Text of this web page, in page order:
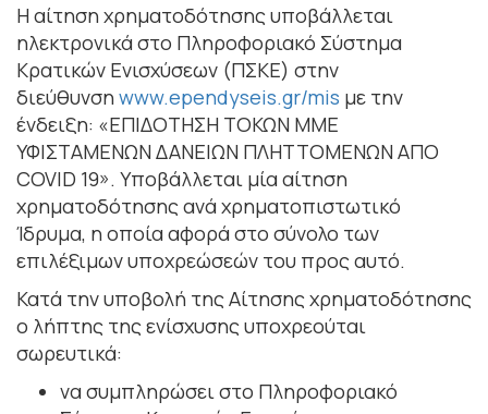
Η αίτηση χρηματοδότησης υποβάλλεται
ηλεκτρονικά στο Πληροφοριακό Σύστημα
Κρατικών Ενισχύσεων (ΠΣΚΕ) στην
διεύθυνση www.ependyseis.gr/mis με την
ένδειξη: «ΕΠΙΔΟΤΗΣΗ ΤΟΚΩΝ ΜΜΕ
ΥΦΙΣΤΑΜΕΝΩΝ ΔΑΝΕΙΩΝ ΠΛΗΤΤΟΜΕΝΩΝ ΑΠΟ
COVID 19». Υποβάλλεται μία αίτηση
χρηματοδότησης ανά χρηματοπιστωτικό
Ίδρυμα, η οποία αφορά στο σύνολο των
επιλέξιμων υποχρεώσεών του προς αυτό.
Κατά την υποβολή της Αίτησης χρηματοδότησης
ο λήπτης της ενίσχυσης υποχρεούται
σωρευτικά:
να συμπληρώσει στο Πληροφοριακό